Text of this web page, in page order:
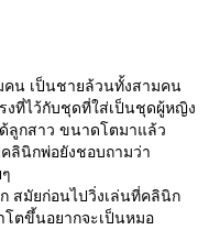
คน เป็นชายล้วนทั้งสามคน
งที่ไว้กับชุดที่ใส่เป็นชุดผู้หญิง
ลูกสาว ขนาดโตมาแล้ว
ลินิกพ่อยังชอบถามว่า
สมัยก่อนไปวิ่งเล่นที่คลินิก
โตขึ้นอยากจะเป็นหมอ